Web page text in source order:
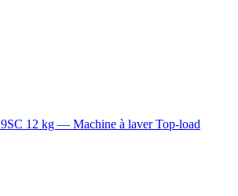
12 kg — Machine à laver Top-load